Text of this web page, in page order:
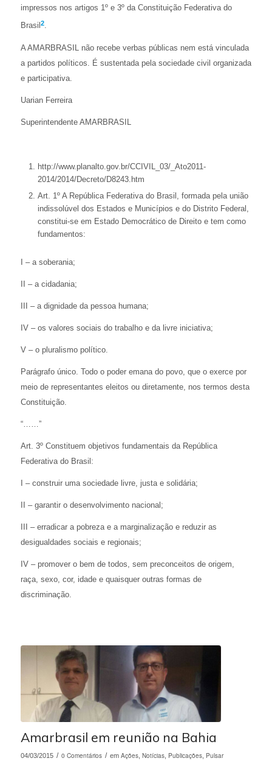
impressos nos artigos 1º e 3º da Constituição Federativa do
Brasil 2.
A AMARBRASIL não recebe verbas públicas nem está vinculada
a partidos políticos. É sustentada pela sociedade civil organizada
e participativa.
Uarian Ferreira
Superintendente AMARBRASIL
http://www.planalto.gov.br/CCIVIL_03/_Ato2011-
2014/2014/Decreto/D8243.htm
Art. 1º A República Federativa do Brasil, formada pela união
indissolúvel dos Estados e Municípios e do Distrito Federal,
constitui-se em Estado Democrático de Direito e tem como
fundamentos:
I – a soberania;
II – a cidadania;
III – a dignidade da pessoa humana;
IV – os valores sociais do trabalho e da livre iniciativa;
V – o pluralismo político.
Parágrafo único. Todo o poder emana do povo, que o exerce por
meio de representantes eleitos ou diretamente, nos termos desta
Constituição.
“……”
Art. 3º Constituem objetivos fundamentais da República
Federativa do Brasil:
I – construir uma sociedade livre, justa e solidária;
II – garantir o desenvolvimento nacional;
III – erradicar a pobreza e a marginalização e reduzir as
desigualdades sociais e regionais;
IV – promover o bem de todos, sem preconceitos de origem,
raça, sexo, cor, idade e quaisquer outras formas de
discriminação.
Amarbrasil em reunião na Bahia
04/03/2015 / 0 Comentários / em Ações, Notícias, Publicações, Pulsar